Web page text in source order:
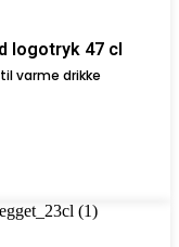
logotryk 47 cl
varme drikke